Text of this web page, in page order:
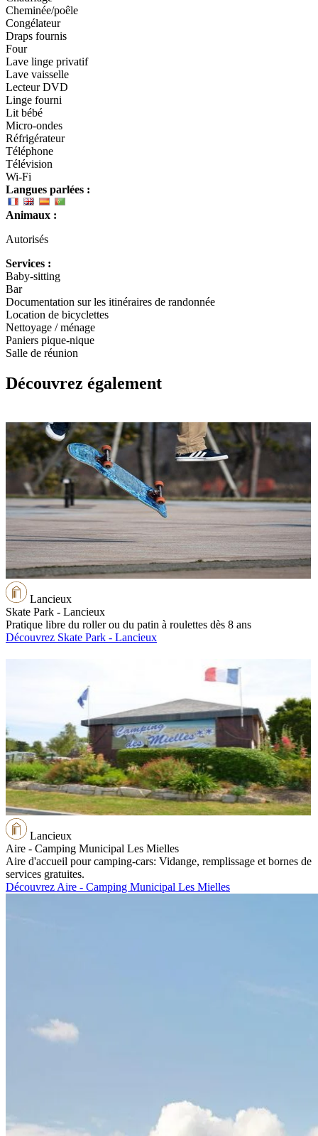
Cheminée/poêle
Congélateur
Draps fournis
Four
Lave linge privatif
Lave vaisselle
Lecteur DVD
Linge fourni
Lit bébé
Micro-ondes
Réfrigérateur
Téléphone
Télévision
Wi-Fi
Langues parlées :
Animaux :
Autorisés
Services :
Baby-sitting
Bar
Documentation sur les itinéraires de randonnée
Location de bicyclettes
Nettoyage / ménage
Paniers pique-nique
Salle de réunion
Découvrez également
Lancieux
Skate Park - Lancieux
Pratique libre du roller ou du patin à roulettes dès 8 ans
Découvrez Skate Park - Lancieux
Lancieux
Aire - Camping Municipal Les Mielles
Aire d'accueil pour camping-cars: Vidange, remplissage et bornes de
services gratuites.
Découvrez Aire - Camping Municipal Les Mielles